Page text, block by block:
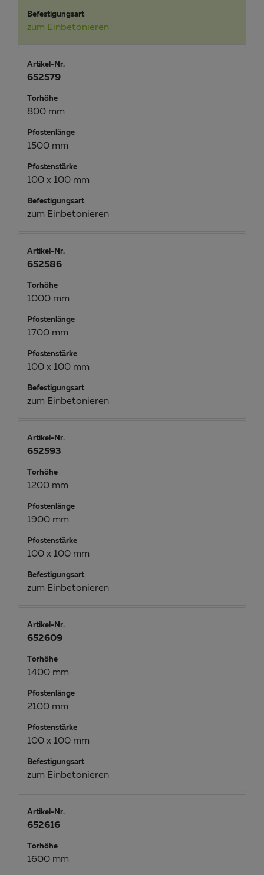
Befestigungsart
zum Einbetonieren
Artikel-Nr.
652579
Torhöhe
800 mm
Pfostenlänge
1500 mm
Pfostenstärke
100 x 100 mm
Befestigungsart
zum Einbetonieren
Artikel-Nr.
652586
Torhöhe
1000 mm
Pfostenlänge
1700 mm
Pfostenstärke
100 x 100 mm
Befestigungsart
zum Einbetonieren
Artikel-Nr.
652593
Torhöhe
1200 mm
Pfostenlänge
1900 mm
Pfostenstärke
100 x 100 mm
Befestigungsart
zum Einbetonieren
Artikel-Nr.
652609
Torhöhe
1400 mm
Pfostenlänge
2100 mm
Pfostenstärke
100 x 100 mm
Befestigungsart
zum Einbetonieren
Artikel-Nr.
652616
Torhöhe
1600 mm